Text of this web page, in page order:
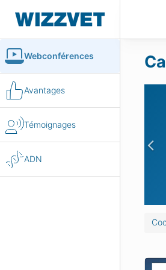
Webconférences
Avantages
Témoignages
ADN